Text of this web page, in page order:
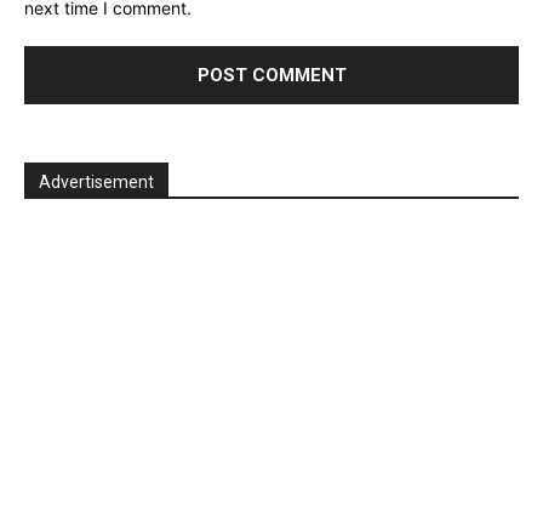
next time I comment.
Advertisement